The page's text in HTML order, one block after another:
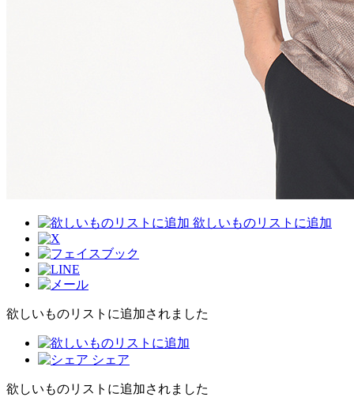
欲しいものリストに追加
欲しいものリストに追加されました
シェア
欲しいものリストに追加されました